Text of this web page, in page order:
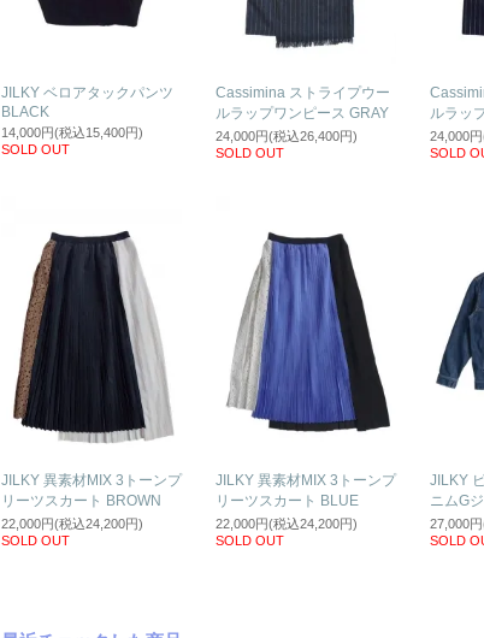
JILKY ベロアタックパンツ
BLACK
14,000円(税込15,400円)
SOLD OUT
Cassimina ストライプウー
ルラップワンピース GRAY
24,000円(税込26,400円)
SOLD OUT
ルラッ
24,000
SOLD
JILKY 異素材MIX 3トーンプ
リーツスカート BROWN
22,000円(税込24,200円)
SOLD OUT
JILKY 異素材MIX 3トーンプ
リーツスカート BLUE
22,000円(税込24,200円)
SOLD OUT
JILKY
ニムG
27,000
SOLD